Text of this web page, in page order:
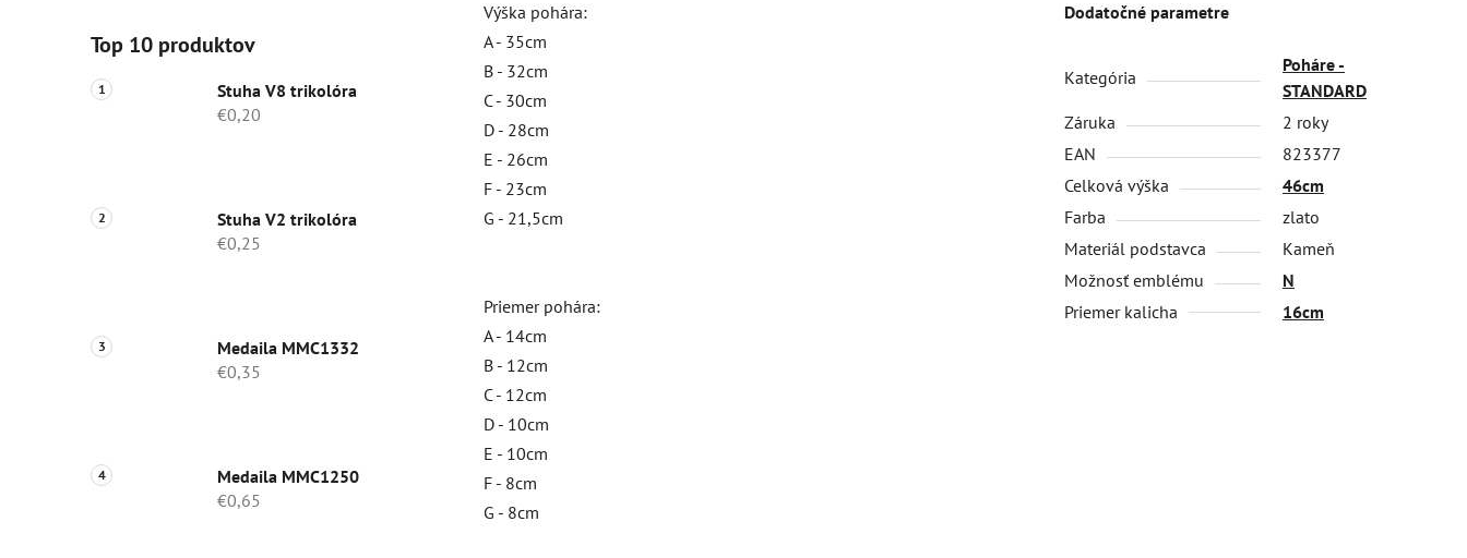
Top 10 produktov
Stuha V8 trikolóra
€0,20
Stuha V2 trikolóra
€0,25
Medaila MMC1332
€0,35
Medaila MMC1250
€0,65
Výška pohára:
A - 35cm
B - 32cm
C - 30cm
D - 28cm
E - 26cm
F - 23cm
G - 21,5cm
Priemer pohára:
A - 14cm
B - 12cm
C - 12cm
D - 10cm
E - 10cm
F - 8cm
G - 8cm
Dodatočné parametre
Kategória
Poháre -
STANDARD
Záruka
2 roky
EAN
823377
Celková výška
46cm
Farba
zlato
Materiál podstavca
Kameň
Možnosť emblému
N
Priemer kalicha
16cm